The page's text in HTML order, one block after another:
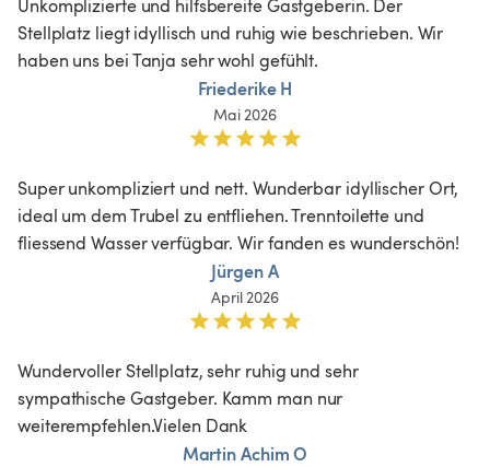
Unkomplizierte und hilfsbereite Gastgeberin. Der
Stellplatz liegt idyllisch und ruhig wie beschrieben. Wir
haben uns bei Tanja sehr wohl gefühlt.
Friederike H
Mai 2026
Super unkompliziert und nett. Wunderbar idyllischer Ort,
ideal um dem Trubel zu entfliehen. Trenntoilette und
fliessend Wasser verfügbar. Wir fanden es wunderschön!
Jürgen A
April 2026
Wundervoller Stellplatz, sehr ruhig und sehr
sympathische Gastgeber. Kamm man nur
weiterempfehlen.Vielen Dank
Martin Achim O